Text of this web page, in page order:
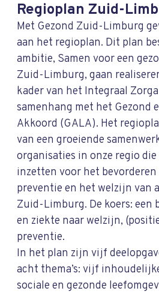
Regioplan Zuid-
Met Gezond Zuid-Limburg
aan het regioplan. Dit plan
ambitie, Samen voor een
Zuid-Limburg, gaan
kader van het Integraal
samenhang met het Gezond
Akkoord (GALA). Het
van een groeiende
organisaties in onze regio
inzetten voor het bevorderen
preventie en het welzijn van
Zuid-Limburg. De koers: een
en ziekte naar welzijn,
preventie.
In het plan zijn vijf
acht thema’s: vijf
sociale en gezonde